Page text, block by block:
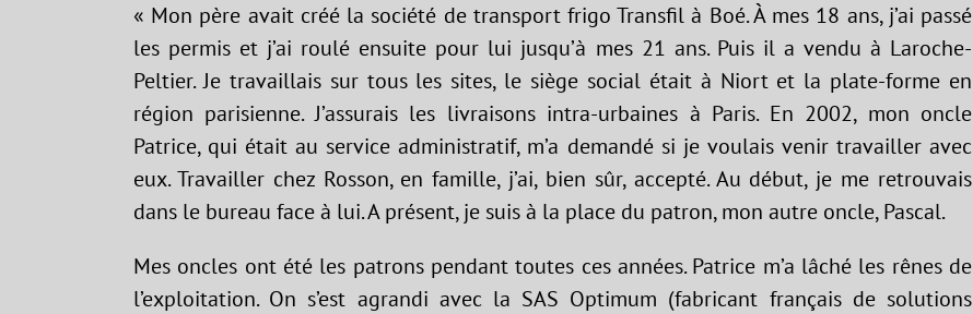
« Mon père avait créé la société de transport frigo Transfil à Boé. À mes 18 ans, j’ai passé
les permis et j’ai roulé ensuite pour lui jusqu’à mes 21 ans. Puis il a vendu à Laroche-
Peltier. Je travaillais sur tous les sites, le siège social était à Niort et la plate-forme en
région parisienne. J’assurais les livraisons intra-urbaines à Paris. En 2002, mon oncle
Patrice, qui était au service administratif, m’a demandé si je voulais venir travailler avec
eux. Travailler chez Rosson, en famille, j’ai, bien sûr, accepté. Au début, je me retrouvais
dans le bureau face à lui. A présent, je suis à la place du patron, mon autre oncle, Pascal.
Mes oncles ont été les patrons pendant toutes ces années. Patrice m’a lâché les rênes de
l’exploitation. On s’est agrandi avec la SAS Optimum (fabricant français de solutions